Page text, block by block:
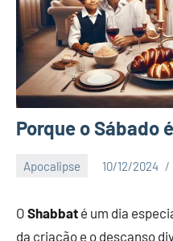
Porque o Sábado
Apocalipse 10/12/2024
O Shabbat é um dia
da criação e o descanso